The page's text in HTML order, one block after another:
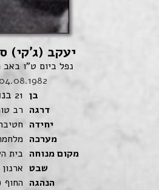
יעקב (ג'קי)
נפל ביום ט"ו
בן 21
דרגה רב
יחידה
מערכה
מקום מנוחה בית
שבט ארנון
הנהגה החוף